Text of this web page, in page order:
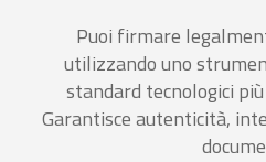
Puoi firmare
utilizzando uno
standard tecnologici
Garantisce autenticità,